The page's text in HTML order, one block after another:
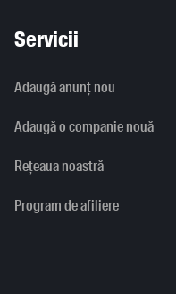
Servicii
Adaugă anunț nou
Adaugă o companie nouă
Rețeaua noastră
Program de afiliere